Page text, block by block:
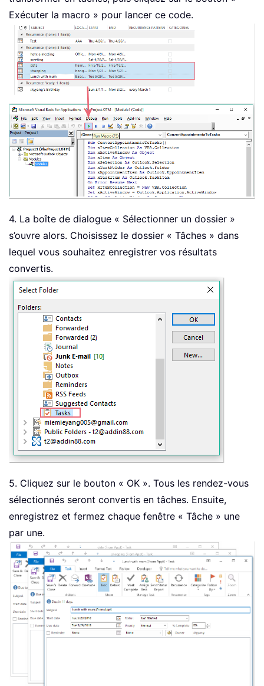
Exécuter la macro » pour lancer ce code.
4. La boîte de dialogue « Sélectionner un dossier »
s’ouvre alors. Choisissez le dossier « Tâches » dans
lequel vous souhaitez enregistrer vos résultats
convertis.
5. Cliquez sur le bouton « OK ». Tous les rendez-vous
sélectionnés seront convertis en tâches. Ensuite,
enregistrez et fermez chaque fenêtre « Tâche » une
par une.